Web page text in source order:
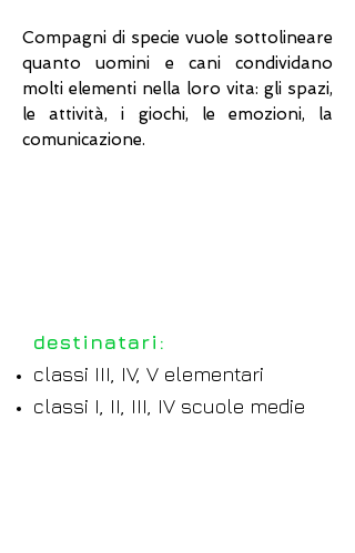
Compagni di specie vuole sottolineare
quanto uomini e cani condividano
molti elementi nella loro vita: gli spazi,
le attività, i giochi, le emozioni, la
comunicazione.
destinatari:
classi III, IV, V elementari
classi I, II, III, IV scuole medie